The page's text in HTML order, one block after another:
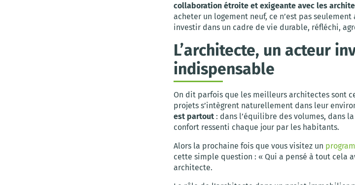
collaboration étroite et exigeante avec les
acheter un logement neuf, ce n’est pas
investir dans un cadre de vie durable, réfléchi,
L’architecte, un acteur
indispensable
On dit parfois que les meilleurs architectes sont
projets s’intègrent naturellement dans leur
est partout : dans l’équilibre des volumes, dans
confort ressenti chaque jour par les habitants.
Alors la prochaine fois que vous visitez un
cette simple question : « Qui a pensé à tout cela
architecte.